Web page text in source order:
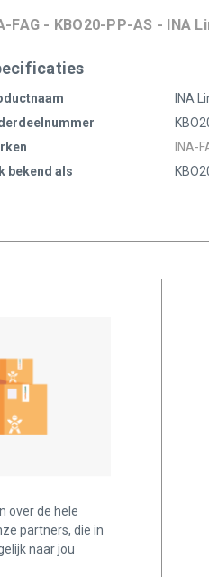
FAG - KBO20-PP-AS - INA
INA
INA-
bekend als
over de hele
partners, die in
naar jou